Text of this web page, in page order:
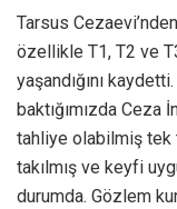
Tarsus
özellikle T1, T2 ve
yaşandığını
baktığımızda Ceza
tahliye olabilmiş tek
takılmış ve keyfi
durumda. Gözlem